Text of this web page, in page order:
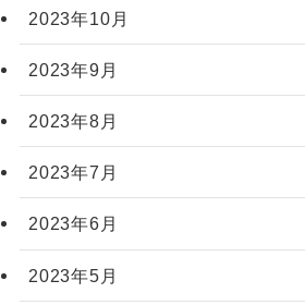
2023年10月
2023年9月
2023年8月
2023年7月
2023年6月
2023年5月